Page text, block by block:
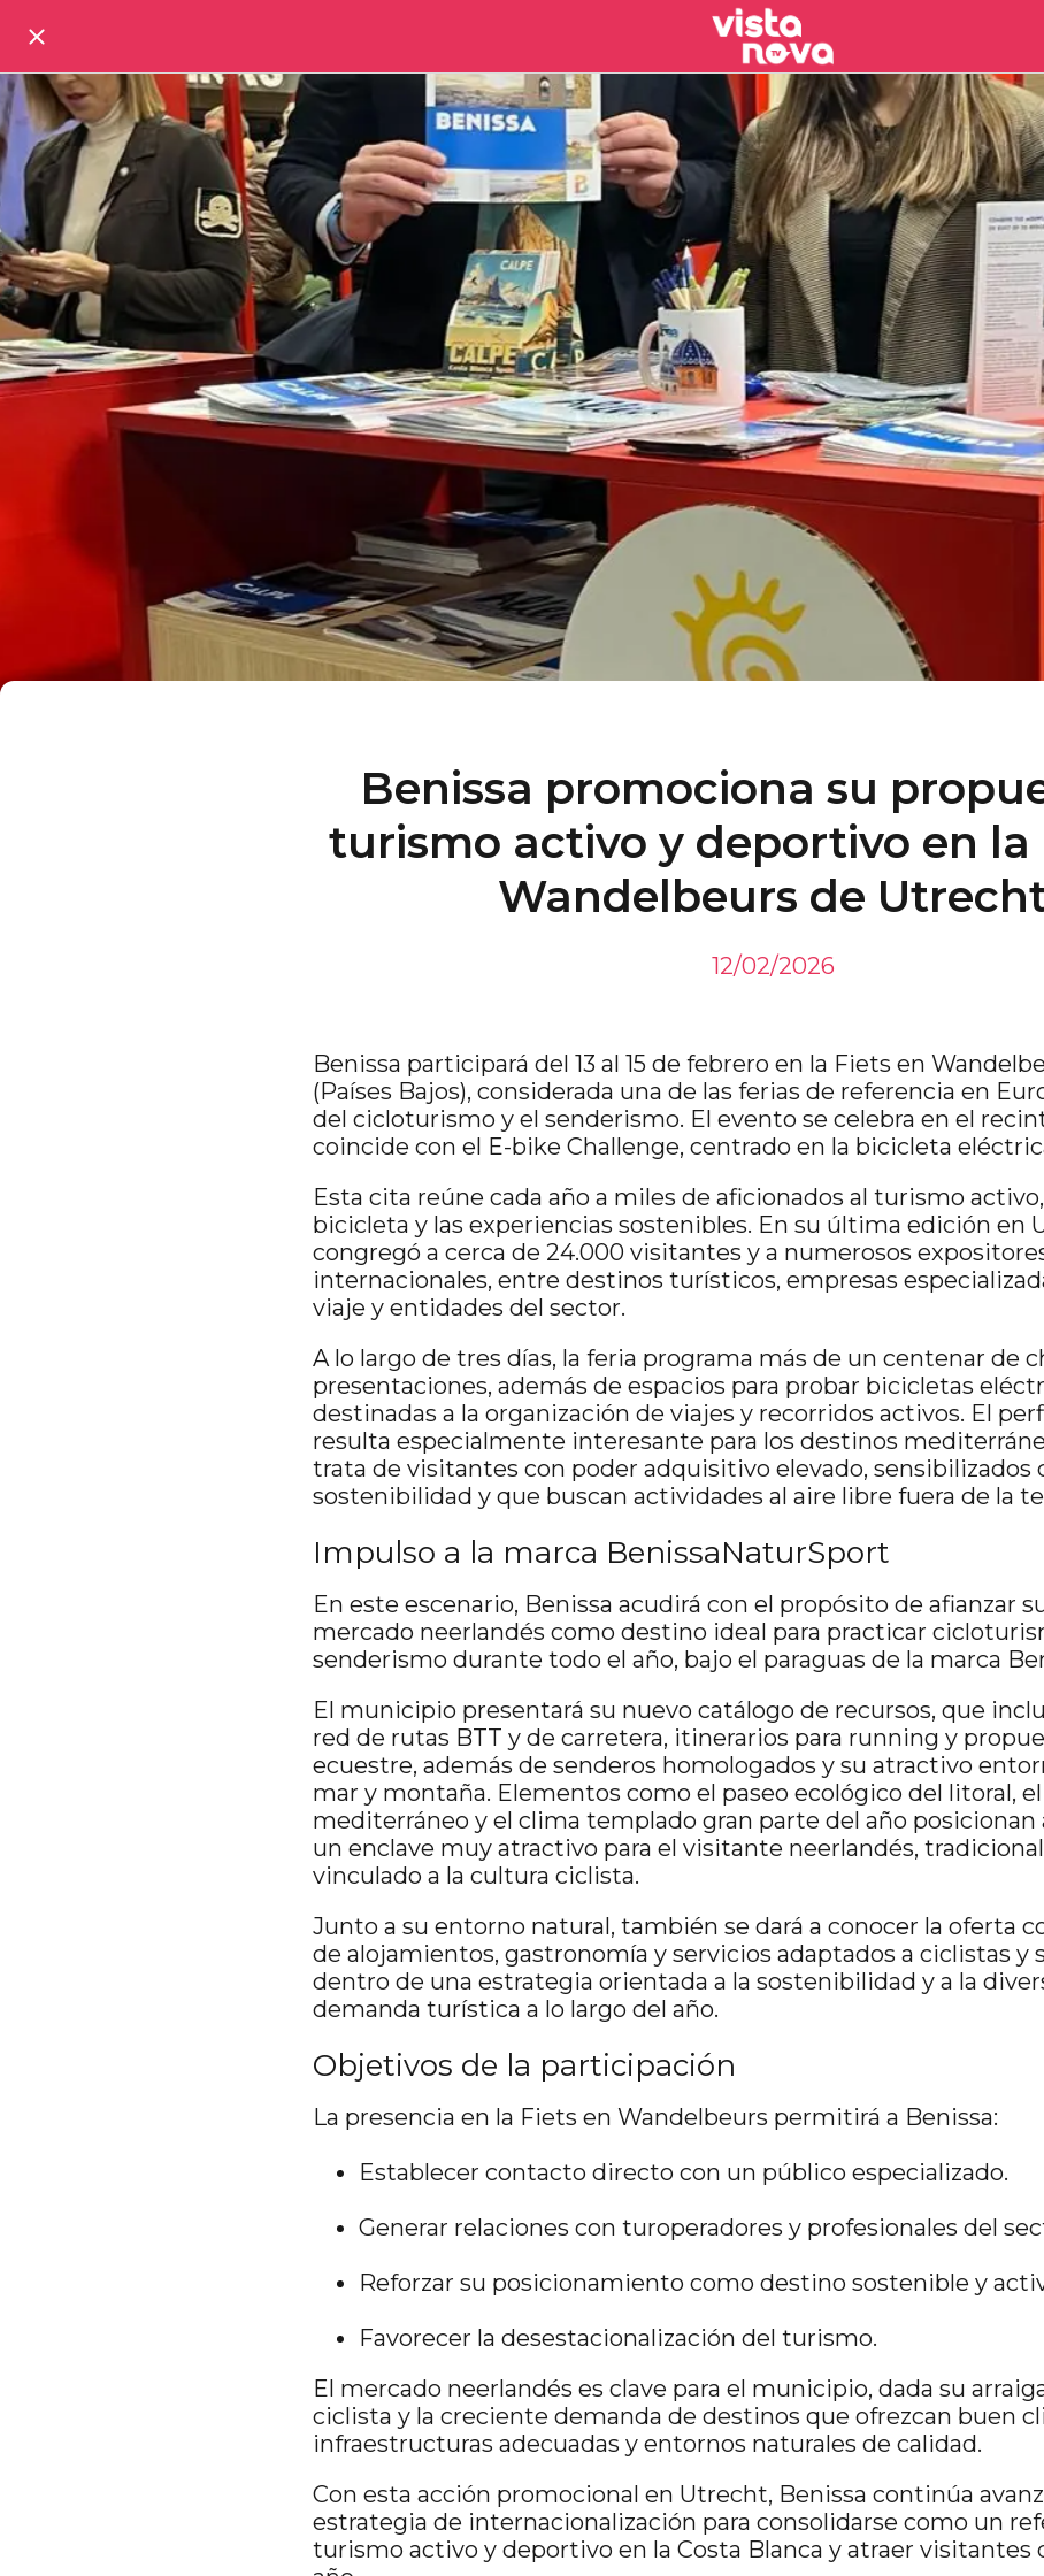
Benissa promociona su
turismo activo y deportivo en la
Wandelbeurs de
12/02/2026
Benissa participará del 13 al 15 de febrero en la Fiets en
(Países Bajos), considerada una de las ferias de referencia en
del cicloturismo y el senderismo. El evento se celebra en el
coincide con el E-bike Challenge, centrado en la bicicleta
Esta cita reúne cada año a miles de aficionados al turismo
bicicleta y las experiencias sostenibles. En su última edición en
congregó a cerca de 24.000 visitantes y a numerosos
internacionales, entre destinos turísticos, empresas
viaje y entidades del sector.
A lo largo de tres días, la feria programa más de un centenar de
presentaciones, además de espacios para probar bicicletas
destinadas a la organización de viajes y recorridos activos. El
resulta especialmente interesante para los destinos
trata de visitantes con poder adquisitivo elevado, sensibilizados
sostenibilidad y que buscan actividades al aire libre fuera de la
Impulso a la marca BenissaNaturSport
En este escenario, Benissa acudirá con el propósito de afianzar
mercado neerlandés como destino ideal para practicar
senderismo durante todo el año, bajo el paraguas de la marca
El municipio presentará su nuevo catálogo de recursos, que
red de rutas BTT y de carretera, itinerarios para running y
ecuestre, además de senderos homologados y su atractivo
mar y montaña. Elementos como el paseo ecológico del litoral,
mediterráneo y el clima templado gran parte del año posicionan
un enclave muy atractivo para el visitante neerlandés,
vinculado a la cultura ciclista.
Junto a su entorno natural, también se dará a conocer la oferta
de alojamientos, gastronomía y servicios adaptados a ciclistas y
dentro de una estrategia orientada a la sostenibilidad y a la
demanda turística a lo largo del año.
Objetivos de la participación
La presencia en la Fiets en Wandelbeurs permitirá a Benissa:
Establecer contacto directo con un público especializado.
Generar relaciones con turoperadores y profesionales del
Reforzar su posicionamiento como destino sostenible y
Favorecer la desestacionalización del turismo.
El mercado neerlandés es clave para el municipio, dada su
ciclista y la creciente demanda de destinos que ofrezcan buen
infraestructuras adecuadas y entornos naturales de calidad.
Con esta acción promocional en Utrecht, Benissa continúa
estrategia de internacionalización para consolidarse como un
turismo activo y deportivo en la Costa Blanca y atraer visitantes